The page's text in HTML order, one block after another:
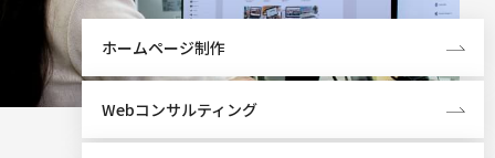
ホームページ制作
Webコンサルティング